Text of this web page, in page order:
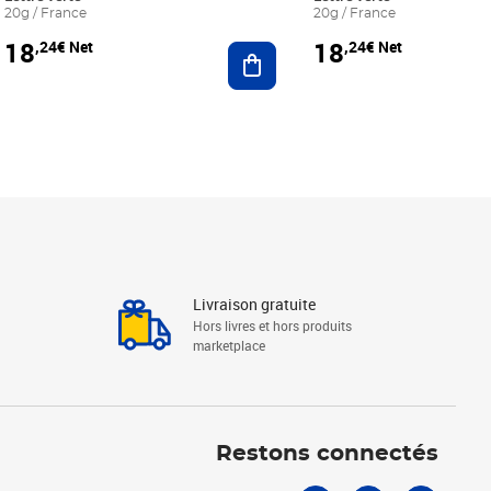
au panier
20g / France
18,24€ Net Ajouter au panier
20g / France
18,24€ Net
Livraison gratuite
Hors livres et hors produits
marketplace
Restons connectés